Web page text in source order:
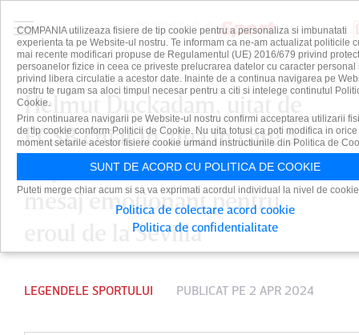
Helmut Duckadam, uitat de
FCSB chiar în ziua în care a
împlinit 65 de ani! CSA Steaua,
mesaj emoţionant pentru
eroul de la Sevilla
LEGENDELE SPORTULUI PUBLICAT PE 2 APR 2024
COMPANIA utilizeaza fisiere de tip cookie pentru a personaliza si imbunatati
experienta ta pe Website-ul nostru. Te informam ca ne-am actualizat politicile
mai recente modificari propuse de Regulamentul (UE) 2016/679 privind
persoanelor fizice in ceea ce priveste prelucrarea datelor cu caracter personal
privind libera circulatie a acestor date. Inainte de a continua navigarea pe
nostru te rugam sa aloci timpul necesar pentru a citi si intelege continutul
Cookie.
Prin continuarea navigarii pe Website-ul nostru confirmi acceptarea utilizarii
de tip cookie conform Politicii de Cookie. Nu uita totusi ca poti modifica in orice
moment setarile acestor fisiere cookie urmand instructiunile din Politica de
SUNT DE ACORD CU POLITICA DE COOKIE
Puteti merge chiar acum si sa va exprimati acordul individual la nivel de
Politica de colectare acord cookie
Politica de confidentialitate